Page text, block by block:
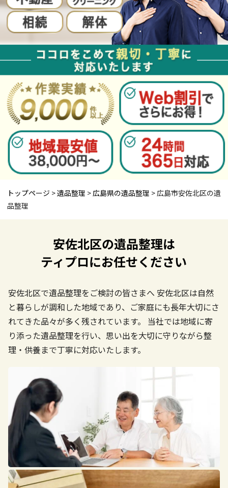
トップページ >遺品整理 >広島県の遺品整理 >広島市安佐北区の遺
品整理
安佐北区の遺品整理は
ティプロにお任せください
安佐北区で遺品整理をご検討の皆さまへ 安佐北区は自然
と暮らしが調和した地域であり、ご家庭にも長年大切にさ
れてきた品々が多く残されています。
当社では地域に寄
り添った遺品整理を行い、思い出を大切に守りながら整
理・供養まで丁寧に対応いたします。